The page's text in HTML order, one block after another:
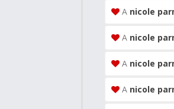
A nicole
A nicole
A nicole
A nicole